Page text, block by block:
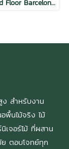
Artisan Wood Floor Barcelona Brilliance
สำหรับงาน
พื้นไม้จริง ไม้
เจอร์ไม้ ที่ผสาน
ย ตอบโจทย์ทุก